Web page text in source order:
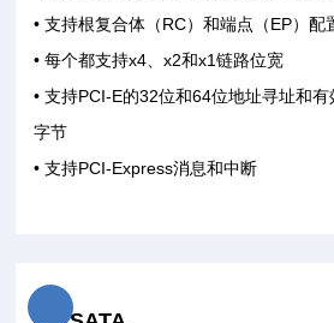
• 支持根复合体（RC）和端点（EP）配
• 每个都支持x4、x2和x1链路位宽
• 支持PCI-E的32位和64位地址寻址和
字节
• 支持PCI-Express消息和中断